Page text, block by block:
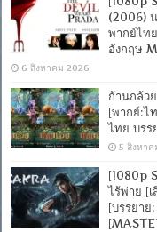
(2006)
พากย์ไท
อังกฤษ
6 สิงหาคม 2026
ก้านกล้ว
[พากย์:ไ
ไทย บรร
5 สิงหา
[1080p
ไร้พ่าย [
[บรรยา